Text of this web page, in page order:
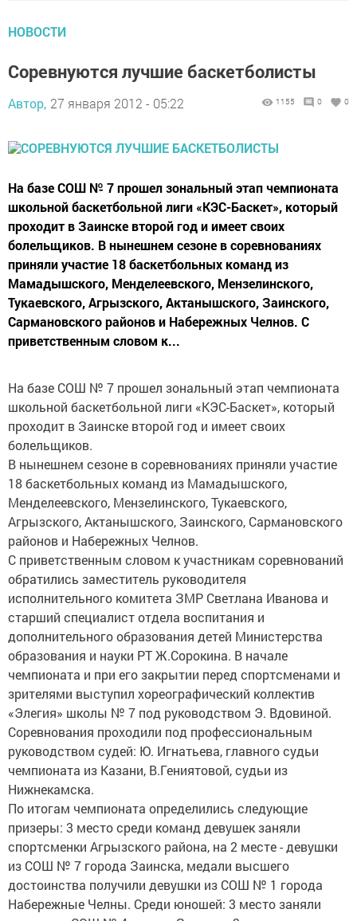
НОВОСТИ
Соревнуются лучшие баскетболисты
Автор, 27 января 2012 - 05:22 1155 0 0
На базе СОШ № 7 прошел зональный этап чемпионата
школьной баскетбольной лиги «КЭС-Баскет», который
проходит в Заинске второй год и имеет своих
болельщиков. В нынешнем сезоне в соревнованиях
приняли участие 18 баскетбольных команд из
Мамадышского, Менделеевского, Мензелинского,
Тукаевского, Агрызского, Актанышского, Заинского,
Сармановского районов и Набережных Челнов. С
приветственным словом к...
На базе СОШ № 7 прошел зональный этап чемпионата
школьной баскетбольной лиги «КЭС-Баскет», который
проходит в Заинске второй год и имеет своих
болельщиков.
В нынешнем сезоне в соревнованиях приняли участие
18 баскетбольных команд из Мамадышского,
Менделеевского, Мензелинского, Тукаевского,
Агрызского, Актанышского, Заинского, Сармановского
районов и Набережных Челнов.
С приветственным словом к участникам соревнований
обратились заместитель руководителя
исполнительного комитета ЗМР Светлана Иванова и
старший специалист отдела воспитания и
дополнительного образования детей Министерства
образования и науки РТ Ж.Сорокина. В начале
чемпионата и при его закрытии перед спортсменами и
зрителями выступил хореографический коллектив
«Элегия» школы № 7 под руководством Э. Вдовиной.
Соревнования проходили под профессиональным
руководством судей: Ю. Игнатьева, главного судьи
чемпионата из Казани, В.Гениятовой, судьи из
Нижнекамска.
По итогам чемпионата определились следующие
призеры: 3 место среди команд девушек заняли
спортсменки Агрызского района, на 2 месте - девушки
из СОШ № 7 города Заинска, медали высшего
достоинства получили девушки из СОШ № 1 города
Набережные Челны. Среди юношей: 3 место заняли